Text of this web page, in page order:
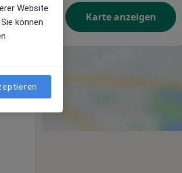
Di, Mi,
Karte anzeigen
Website
können